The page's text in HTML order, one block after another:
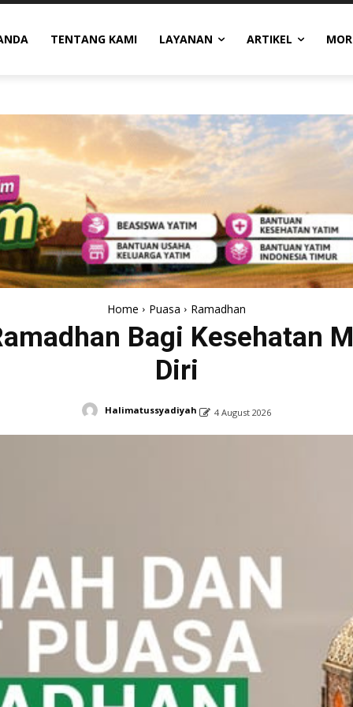
TENTANG KAMI LAYANAN ARTIKEL
Home Puasa Ramadhan
Bagi Kesehatan
Diri
Halimatussyadiyah 4 August 2026